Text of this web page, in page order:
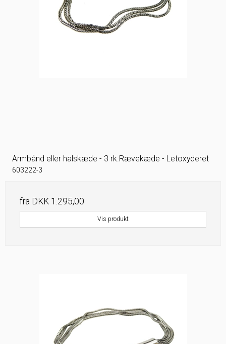
Armbånd eller halskæde - 3 rk.Rævekæde - Letoxyderet
603222-3
fra DKK 1.295,00
Vis produkt